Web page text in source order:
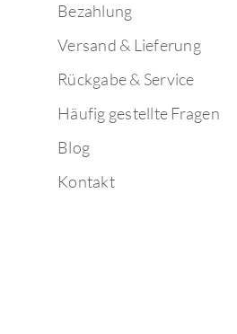
Bezahlung
Versand & Lieferung
Rückgabe & Service
Häufig gestellte Fragen
Blog
Kontakt